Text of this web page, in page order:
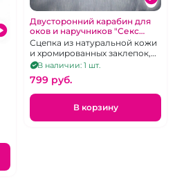
Двусторонний карабин для
оков и наручников "Секс
Ателье"
Сцепка из натуральной кожи
и хромированных заклепок,
для фиксации БДСМ
атрибутики
В наличии: 1 шт.
799 pуб.
В корзину